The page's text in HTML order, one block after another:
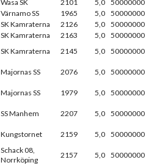
Wasa SK 2101 5,0 50000000
Värnamo SS 1965 5,0 50000000
SK Kamraterna 2126 5,0 50000000
SK Kamraterna 2163 5,0 50000000
SK Kamraterna 2145 5,0 50000000
Majornas SS 2076 5,0 50000000
Majornas SS 1979 5,0 50000000
SS Manhem 2207 5,0 50000000
Kungstornet 2159 5,0 50000000
Schack 08,
Norrköping
2157 5,0 50000000